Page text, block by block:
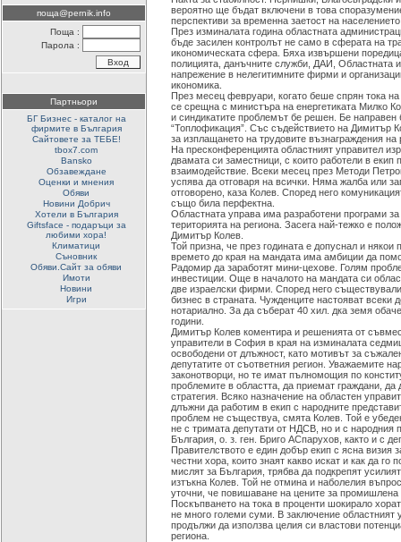
поща@pernik.info
Поща :
Парола :
Партньори
БГ Бизнес - каталог на
фирмите в България
Сайтовете за ТЕБЕ!
tbox7.com
Bansko
Обзавеждане
Оценки и мнения
Обяви
Новини Добрич
Хотели в България
Giftsface - подаръци за
любими хора!
Климатици
Съновник
Обяви.Сайт за обяви
Имоти
Новини
Игри
вероятно ще бъдат включени в това
перспективи за временна заетост на
През изминалата година областната
бъде засилен контролът не само в сферата на
икономическата сфера. Бяха извършени
полицията, данъчните служби, ДАИ, Областната
напрежение в нелегитимните фирми и
икономика.
През месец февруари, когато беше спрян тока
се срещна с министъра на енергетиката Милко
и синдикатите проблемът бе решен. Бе направен
“Топлофикация”. Със съдействието на Димитър
за изплащането на трудовите възнаграждения на
На пресконференцията областният управител
двамата си заместници, с които работели в екип
взаимодействие. Всеки месец през Методи
успява да отговаря на всички. Няма жалба или
отговорено, каза Колев. Според него
също била перфектна.
Областната управа има разработени програми
територията на региона. Засега най-тежко е
Димитър Колев.
Той призна, че през годината е допуснал и някои
времето до края на мандата има амбиции да
Радомир да заработят мини-цехове. Голям
инвестиции. Още в началото на мандата си
две израелски фирми. Според него
бизнес в страната. Чужденците настояват всеки
нотариално. За да съберат 40 хил. дка земя
години.
Димитър Колев коментира и решенията от
управители в София в края на изминалата
освободени от длъжност, като мотивът за
депутатите от съответния регион. Уважаемите
законотворци, но те имат пълномощия по
проблемите в областта, да приемат граждани, да
стратегия. Всяко назначение на областен
длъжни да работим в екип с народните
проблем не съществуа, смята Колев. Той е
не с тримата депутати от НДСВ, но и с народния
България, о. з. ген. Бриго АСпарухов, както и с
Правителството е един добър екип с ясна визия
честни хора, които знаят какво искат и как да го
мислят за България, трябва да подкрепят
изтъкна Колев. Той не отмина и наболелия
уточни, че повишаване на цените за
Поскъпването на тока в проценти шокирало
не много големи суми. В заключение областният
продължи да използва целия си властови
региона.